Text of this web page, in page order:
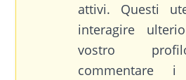
attivi. Questi
interagire
vostro
commentare